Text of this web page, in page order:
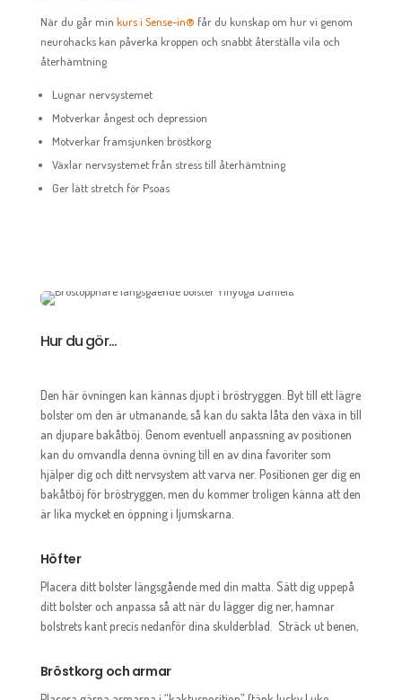
När du går min kurs i Sense-in® får du kunskap om hur vi genom
neurohacks kan påverka kroppen och snabbt återställa vila och
återhämtning
Lugnar nervsystemet
Motverkar ångest och depression
Motverkar framsjunken bröstkorg
Växlar nervsystemet från stress till återhämtning
Ger lätt stretch för Psoas
Hur du gör...
Den här övningen kan kännas djupt i bröstryggen. Byt till ett lägre
bolster om den är utmanande, så kan du sakta låta den växa in till
an djupare bakåtböj. Genom eventuell anpassning av positionen
kan du omvandla denna övning till en av dina favoriter som
hjälper dig och ditt nervsystem att varva ner. Positionen ger dig en
bakåtböj för bröstryggen, men du kommer troligen känna att den
är lika mycket en öppning i ljumskarna.
Höfter
Placera ditt bolster längsgående med din matta. Sätt dig uppepå
ditt bolster och anpassa så att när du lägger dig ner, hamnar
bolstrets kant precis nedanför dina skulderblad. Sträck ut benen,
Bröstkorg och armar